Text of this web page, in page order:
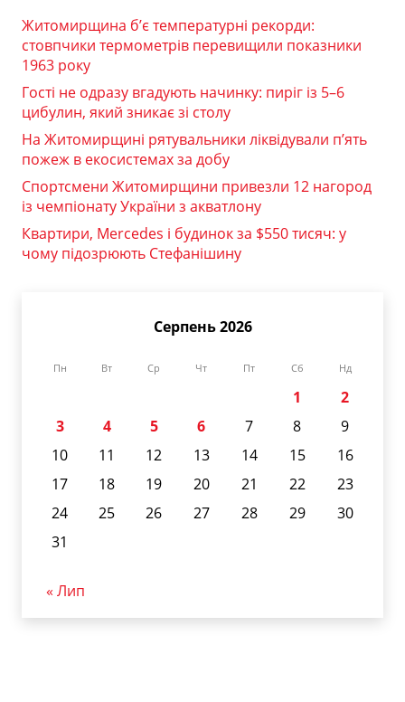
Житомирщина б’є температурні рекорди:
стовпчики термометрів перевищили показники
1963 року
Гості не одразу вгадують начинку: пиріг із 5–6
цибулин, який зникає зі столу
На Житомирщині рятувальники ліквідували п’ять
пожеж в екосистемах за добу
Спортсмени Житомирщини привезли 12 нагород
із чемпіонату України з акватлону
Квартири, Mercedes і будинок за $550 тисяч: у
чому підозрюють Стефанішину
Серпень 2026
Пн Вт Ср Чт Пт Сб Нд
1
2
3
4 5 6 7 8
9
10
11 12 13 14 15
16
17
18 19 20 21 22
23
24
25 26 27 28 29
30
31
« Лип